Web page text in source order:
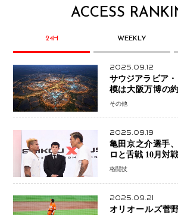
ACCESS
24H WEEKLY
2025.09.12
サウジアラビア
模は大阪万博の
予定
その他
2025.09.19
亀田京之介選手
格闘技
2025.09.21
オリオールズ菅